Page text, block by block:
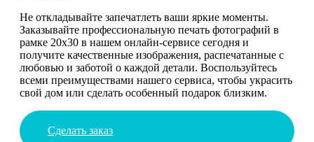
Не откладывайте запечатлеть ваши яркие моменты.
Заказывайте профессиональную печать фотографий в
рамке 20х30 в нашем онлайн-сервисе сегодня и
получите качественные изображения, распечатанные с
любовью и заботой о каждой детали. Воспользуйтесь
всеми преимуществами нашего сервиса, чтобы украсить
свой дом или сделать особенный подарок близким.
Сделать заказ